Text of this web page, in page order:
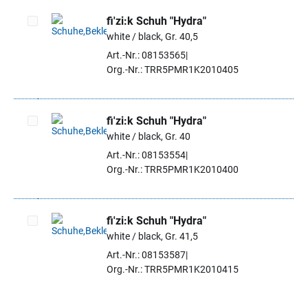
Artikel auswählen
fi'zi:k Schuh "Hydra"
white / black, Gr. 40,5
Art.-Nr.: 08153565
Org.-Nr.: TRR5PMR1K2010405
Artikel auswählen
fi'zi:k Schuh "Hydra"
white / black, Gr. 40
Art.-Nr.: 08153554
Org.-Nr.: TRR5PMR1K2010400
Artikel auswählen
fi'zi:k Schuh "Hydra"
white / black, Gr. 41,5
Art.-Nr.: 08153587
Org.-Nr.: TRR5PMR1K2010415